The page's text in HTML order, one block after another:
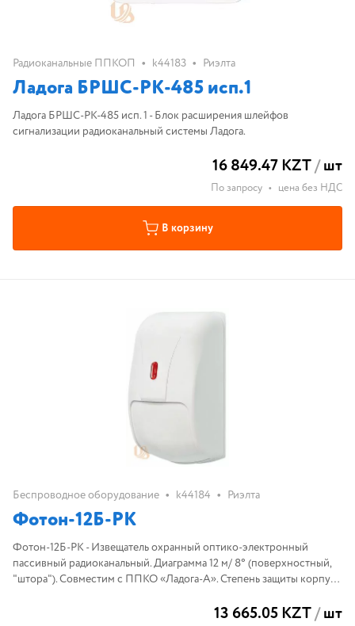
Радиоканальные ППКОП • k44183 • Риэлта
Ладога БРШС-РК-485 исп.1
Ладога БРШС-РК-485 исп. 1 - Блок расширения шлейфов
сигнализации радиоканальный системы Ладога.
16 849.47 KZT/шт
По запросу • цена без НДС
В корзину
Беспроводное оборудование • k44184 • Риэлта
Фотон-12Б-РК
Фотон-12Б-РК - Извещатель охранный оптико-электронный
пассивный радиоканальный. Диаграмма 12 м/ 8° (поверхностный,
"штора"). Совместим с ППКО «Ладога-А». Степень защиты корпуса
13 665.05 KZT/шт